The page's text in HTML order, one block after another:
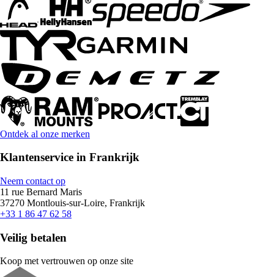
Ontdek al onze merken
Klantenservice in Frankrijk
Neem contact op
11 rue Bernard Maris
37270 Montlouis-sur-Loire, Frankrijk
+33 1 86 47 62 58
Veilig betalen
Koop met vertrouwen op onze site